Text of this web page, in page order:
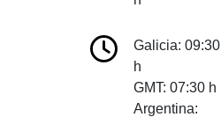
Galicia: 09:30
h
GMT: 07:30 h
Argentina: